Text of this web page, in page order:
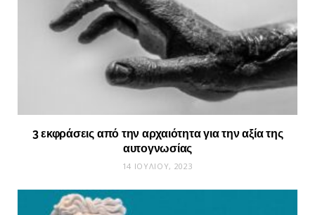
3 εκφράσεις από την αρχαιότητα για την αξία της
αυτογνωσίας
14 ΙΟΥΛΊΟΥ, 2023